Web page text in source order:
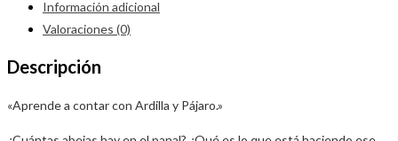
Información adicional
Valoraciones (0)
Descripción
«Aprende a contar con Ardilla y Pájaro.»